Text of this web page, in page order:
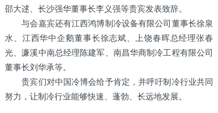
邵大逑、长沙强华董事长李义强等贵宾发表致辞。
与会嘉宾还有江西鸿博制冷设备有限公司董事长徐泉
水、江西华中企鹅董事长徐志斌、上饶春晖总经理张春
光、濂溪中南总经理陈建军、南昌华商制冷工程有限公司
董事长刘华承等。
贵宾们对中国冷博会给予肯定，并呼吁制冷行业共同
努力，让制冷行业能够快速、蓬勃、长远地发展。